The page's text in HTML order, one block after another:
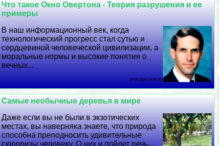
Что такое Окно Овертона - Теория разрушения и ее
примеры
В наш информационный век, когда
технологический прогресс стал сутью и
сердцевиной человеческой цивилизации, а
мopaльные нормы и высокие понятия о
вечных...
23 06 2026 19:55:39
Самые необычные деревья в мире
Даже если вы не были в экзотических
местах, вы наверняка знаете, что природа
способна преподносить удивительные
сюрпризы человеку. О них и пойдет речь...